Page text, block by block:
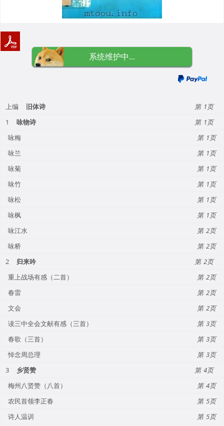
系统维护中...
上编 旧体诗
1
1
咏物诗
1
咏梅
1
咏兰
1
咏菊
1
咏竹
1
咏松
1
咏枫
1
咏江水
2
咏桥
2
2
归来吟
2
重上战场有感（二首）
2
春雷
2
文会
2
读三中全会文献有感（三首）
3
春歌（三首）
3
悼念周总理
3
3
乡贤赞
4
梅州八贤赞（八首）
4
农民首领李正春
5
诗人温训
5